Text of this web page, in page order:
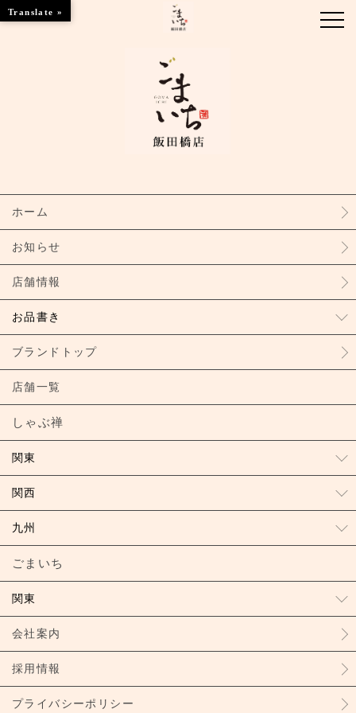
お知らせ
お品書き
ブランドトップ
店舗情報
ホーム
お知らせ
店舗情報
お品書き
ブランドトップ
店舗一覧
しゃぶ禅
関東
関西
九州
ごまいち
関東
会社案内
採用情報
プライバシーポリシー
Translate »